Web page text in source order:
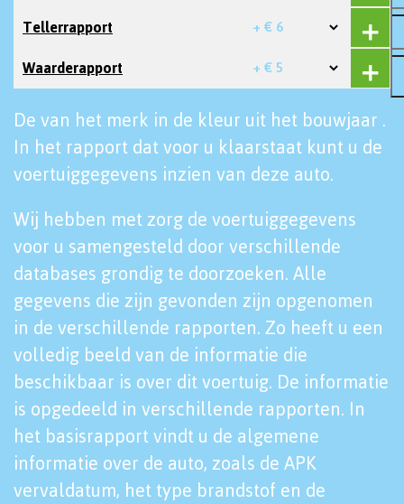
Tellerrapport + € 6
Waarderapport + € 5
De van het merk in de kleur uit het bouwjaar .
In het rapport dat voor u klaarstaat kunt u de
voertuiggegevens inzien van deze auto.
Wij hebben met zorg de voertuiggegevens
voor u samengesteld door verschillende
databases grondig te doorzoeken. Alle
gegevens die zijn gevonden zijn opgenomen
in de verschillende rapporten. Zo heeft u een
volledig beeld van de informatie die
beschikbaar is over dit voertuig. De informatie
is opgedeeld in verschillende rapporten. In
het basisrapport vindt u de algemene
informatie over de auto, zoals de APK
vervaldatum, het type brandstof en de